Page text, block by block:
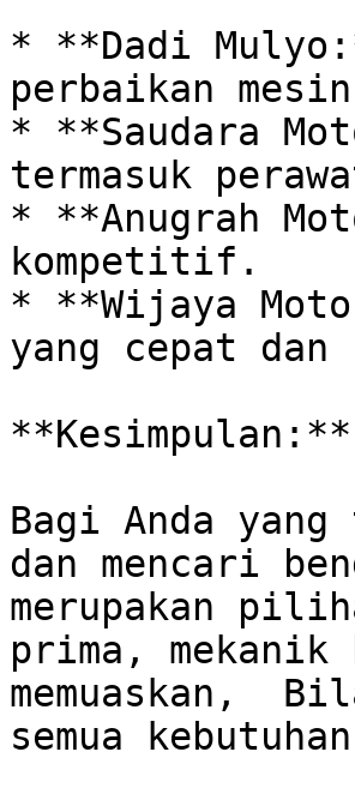
* **Dadi
perbaikan
* **Saudara
termasuk
* **Anugrah
kompetitif.
* **Wijaya
yang cepat
**Kesimpulan:**
Bagi Anda
dan mencari
merupakan
prima,
memuaskan,
semua